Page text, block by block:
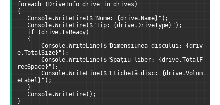
foreach (DriveInfo drive in drives)
{
Console.WriteLine($"Nume: {drive.Name}");
Console.WriteLine($"Tip: {drive.DriveType}");
if (drive.IsReady)
{
Console.WriteLine($"Dimensiunea discului: {driv
e.TotalSize}");
Console.WriteLine($"Spațiu liber: {drive.TotalF
reeSpace}");
Console.WriteLine($"Etichetă disc: {drive.Volum
eLabel}");
}
Console.WriteLine();
}